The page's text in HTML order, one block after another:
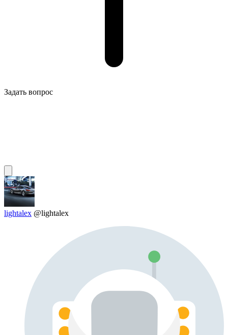
Задать вопрос
lightalex @lightalex